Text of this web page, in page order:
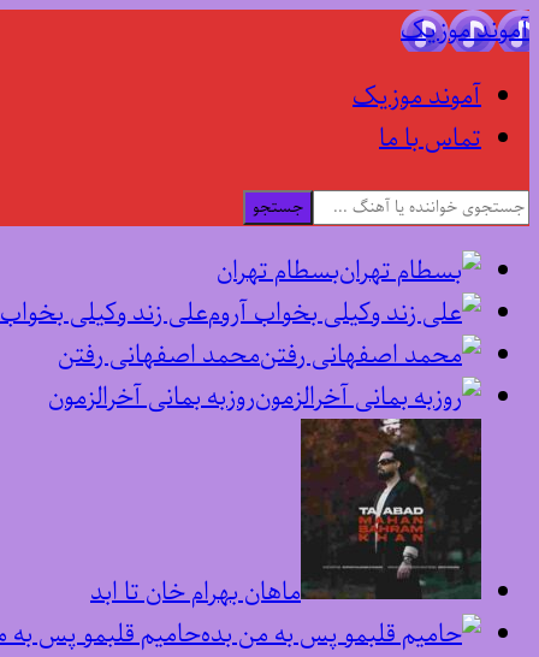
آموند موزیک
آموند موزیک
تماس با ما
جستجو
بسطام تهران
علی زند وکیلی
محمد اصفهانی رفتن
روزبه بمانی آخرالزمون
ماهان بهرام خان تا ابد
حامیم قلبمو پس به